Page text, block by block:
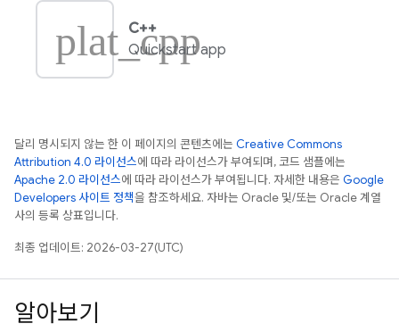
plat_cpp
C++
Quickstart app
달리 명시되지 않는 한 이 페이지의 콘텐츠에는 Creative Commons
Attribution 4.0 라이선스에 따라 라이선스가 부여되며, 코드 샘플에는
Apache 2.0 라이선스에 따라 라이선스가 부여됩니다. 자세한 내용은 Google
Developers 사이트 정책을 참조하세요. 자바는 Oracle 및/또는 Oracle 계열
사의 등록 상표입니다.
최종 업데이트: 2026-03-27(UTC)
알아보기